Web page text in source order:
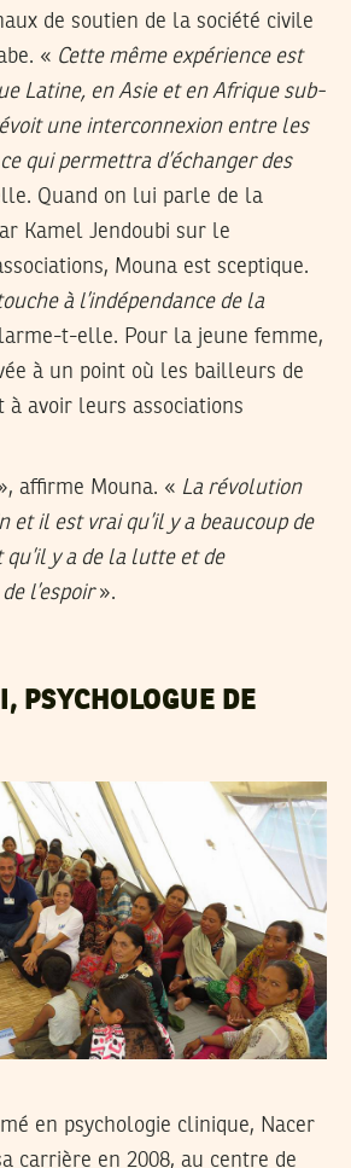
de soutien de la société civile
« Cette même expérience est
Latine, en Asie et en Afrique sub-
une interconnexion entre les
qui permettra d’échanger des
Quand on lui parle de la
Kamel Jendoubi sur le
Mouna est sceptique.
à l’indépendance de la
t-elle. Pour la jeune femme,
à un point où les bailleurs de
à avoir leurs associations
affirme Mouna. « La révolution
et il est vrai qu’il y a beaucoup de
y a de la lutte et de
l’espoir».
PSYCHOLOGUE DE
en psychologie clinique, Nacer
carrière en 2008, au centre de